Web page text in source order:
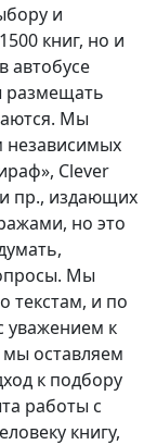
и
книг, но и
автобусе
размещать
Мы
независимых
Сlever
пр., издающих
но это
Мы
текстам, и по
уважением к
мы оставляем
к подбору
работы с
книгу,